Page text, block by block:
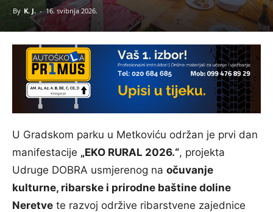
By K. J. - 16. svibnja 2026.
U Gradskom parku u Metkoviću održan je prvi dan
manifestacije „EKO RURAL 2026.“, projekta
Udruge DOBRA usmjerenog na očuvanje
kulturne, ribarske i prirodne baštine doline
Neretve te razvoj održive ribarstvene zajednice